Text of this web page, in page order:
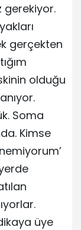
gerekiyor.
gerçekten
olduğu
Soma
Kimse
üye